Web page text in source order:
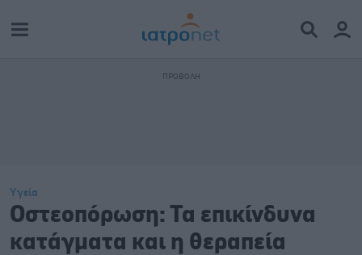
Υγεία
Οστεοπόρωση: Τα επικίνδυνα
κατάγματα και η θεραπεία